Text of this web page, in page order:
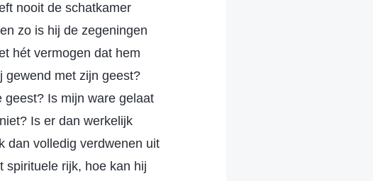
nooit de schatkamer
zo is hij de zegeningen
hét vermogen dat hem
gewend met zijn geest?
geest? Is mijn ware gelaat
Is er dan werkelijk
dan volledig verdwenen uit
spirituele rijk, hoe kan hij